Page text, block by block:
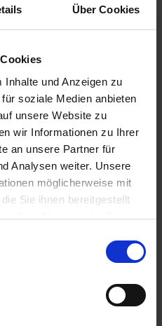
Über Cookies
und Anzeigen zu
soziale Medien anbieten
unsere Website zu
wir Informationen zu Ihrer
an unsere Partner für
Analysen weiter. Unsere
möglicherweise mit
Sie ihnen bereitgestellt
Ihrer Nutzung der Dienste
Angelus
zzgl. MwSt.
37,33 € / l
ALTERNATIVE
PRODUKTE